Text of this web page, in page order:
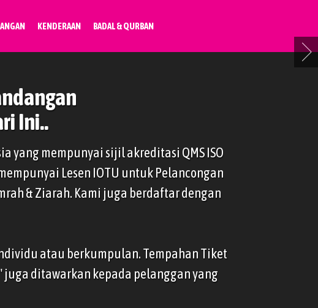
KENDERAAN BADAL & QURBAN
Ini..
yang mempunyai sijil akreditasi QMS ISO
Lesen IOTU untuk Pelancongan
& Ziarah. Kami juga berdaftar dengan
atau berkumpulan. Tempahan Tiket
juga ditawarkan kepada pelanggan yang